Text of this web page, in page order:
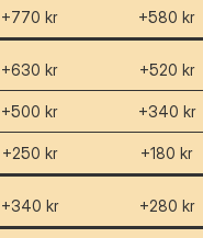
+770 kr +580 kr
+630 kr +520 kr
+500 kr +340 kr
+250 kr +180 kr
+340 kr +280 kr